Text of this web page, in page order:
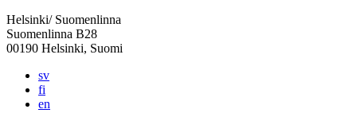
Helsinki/ Suomenlinna
Suomenlinna B28
00190 Helsinki, Suomi
sv
fi
en